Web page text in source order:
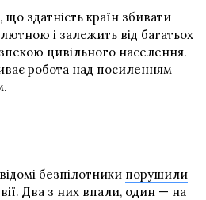
здатність країн збивати
і залежить від багатьох
цивільного населення.
робота над посиленням
безпілотники порушили
Два з них впали, один — на